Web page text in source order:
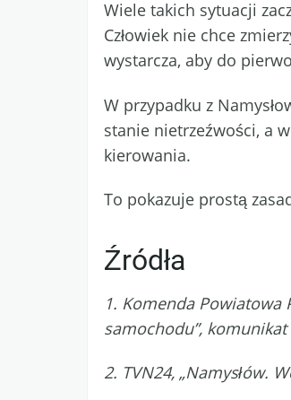
Wiele takich sytuacji
Człowiek nie chce
wystarcza, aby do
W przypadku z
stanie nietrzeźwości, a
kierowania.
To pokazuje prostą
Źródła
1. Komenda Powiatowa
samochodu”,
2. TVN24, „Namysłów.